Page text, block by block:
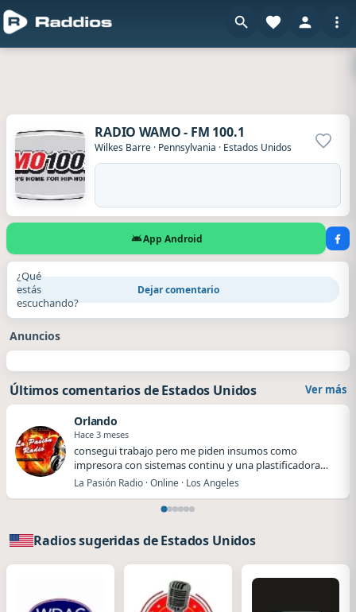
RADIO WAMO - FM 100.1
Wilkes Barre · Pennsylvania · Estados Unidos
App Android
¿Qué
estás
escuchando?
Dejar comentario
Anuncios
Últimos comentarios de Estados Unidos Ver más
Orlando
Hace 3 meses
​​consegui trabajo pero me piden insumos como
impresora con sistemas continu y una plastificadora
me…
La Pasión Radio · Online · Los Angeles
Radios sugeridas de Estados Unidos